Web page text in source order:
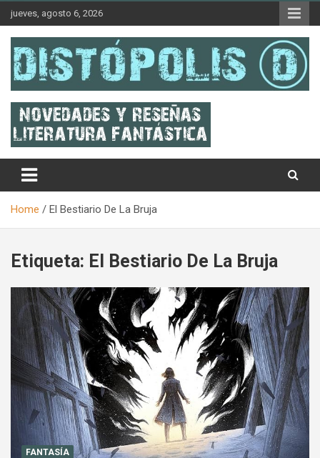
content
jueves, agosto 6, 2026
Distópolis
Home El Bestiario De La Bruja
Etiqueta: El Bestiario De La Bruja
FANTASÍA